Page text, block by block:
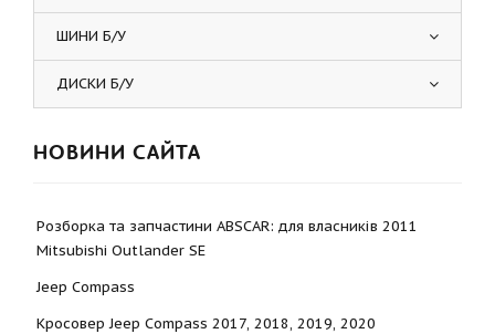
ШИНИ Б/У
ДИСКИ Б/У
НОВИНИ САЙТА
Розборка та запчастини ABSCAR: для власників 2011
Mitsubishi Outlander SE
Jeep Compass
Кросовер Jeep Compass 2017, 2018, 2019, 2020